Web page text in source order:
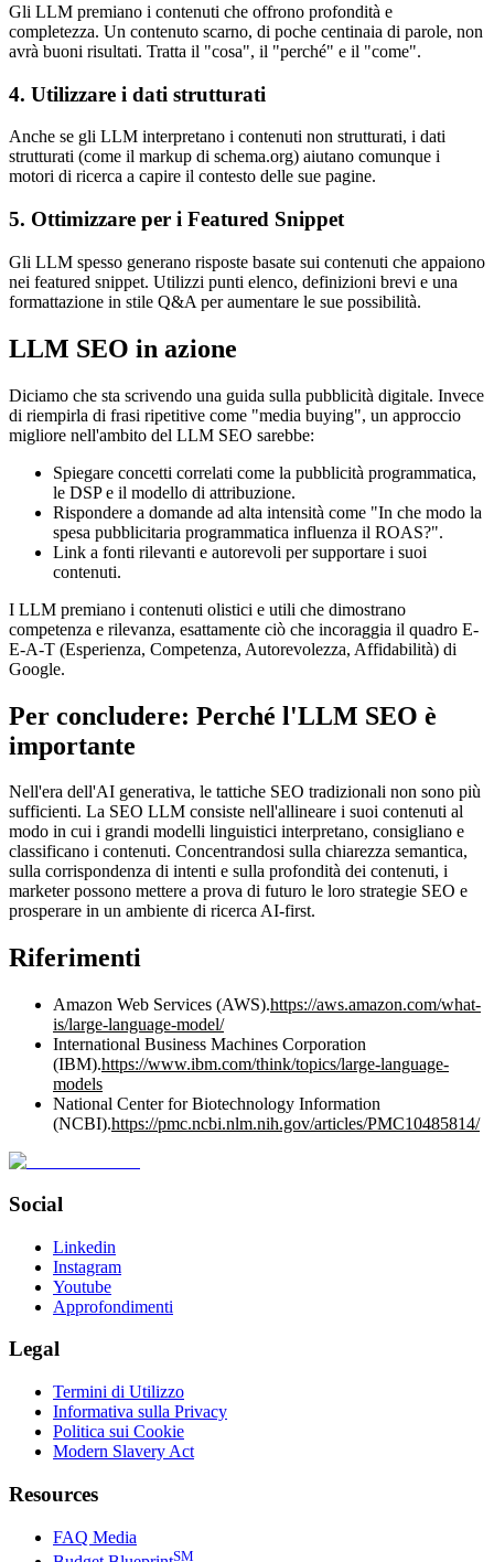
Gli LLM premiano i contenuti che offrono profondità e
completezza. Un contenuto scarno, di poche centinaia di parole, non
avrà buoni risultati. Tratta il "cosa", il "perché" e il "come".
4. Utilizzare i dati strutturati
Anche se gli LLM interpretano i contenuti non strutturati, i dati
strutturati (come il markup di schema.org) aiutano comunque i
motori di ricerca a capire il contesto delle sue pagine.
5. Ottimizzare per i Featured Snippet
Gli LLM spesso generano risposte basate sui contenuti che appaiono
nei featured snippet. Utilizzi punti elenco, definizioni brevi e una
formattazione in stile Q&A per aumentare le sue possibilità.
LLM SEO in azione
Diciamo che sta scrivendo una guida sulla pubblicità digitale. Invece
di riempirla di frasi ripetitive come "media buying", un approccio
migliore nell'ambito del LLM SEO sarebbe:
Spiegare concetti correlati come la pubblicità programmatica,
le DSP e il modello di attribuzione.
Rispondere a domande ad alta intensità come "In che modo la
spesa pubblicitaria programmatica influenza il ROAS?".
Link a fonti rilevanti e autorevoli per supportare i suoi
contenuti.
I LLM premiano i contenuti olistici e utili che dimostrano
competenza e rilevanza, esattamente ciò che incoraggia il quadro E-
E-A-T (Esperienza, Competenza, Autorevolezza, Affidabilità) di
Google.
Per concludere: Perché l'LLM SEO è
importante
Nell'era dell'AI generativa, le tattiche SEO tradizionali non sono più
sufficienti. La SEO LLM consiste nell'allineare i suoi contenuti al
modo in cui i grandi modelli linguistici interpretano, consigliano e
classificano i contenuti. Concentrandosi sulla chiarezza semantica,
sulla corrispondenza di intenti e sulla profondità dei contenuti, i
marketer possono mettere a prova di futuro le loro strategie SEO e
prosperare in un ambiente di ricerca AI-first.
Riferimenti
Amazon Web Services (AWS).https://aws.amazon.com/what-
is/large-language-model/
International Business Machines Corporation
(IBM).https://www.ibm.com/think/topics/large-language-
models
National Center for Biotechnology Information
(NCBI).https://pmc.ncbi.nlm.nih.gov/articles/PMC10485814/
Social
Linkedin
Instagram
Youtube
Approfondimenti
Legal
Termini di Utilizzo
Informativa sulla Privacy
Politica sui Cookie
Modern Slavery Act
Resources
FAQ Media
SM